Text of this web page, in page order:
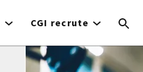
CGI recrute